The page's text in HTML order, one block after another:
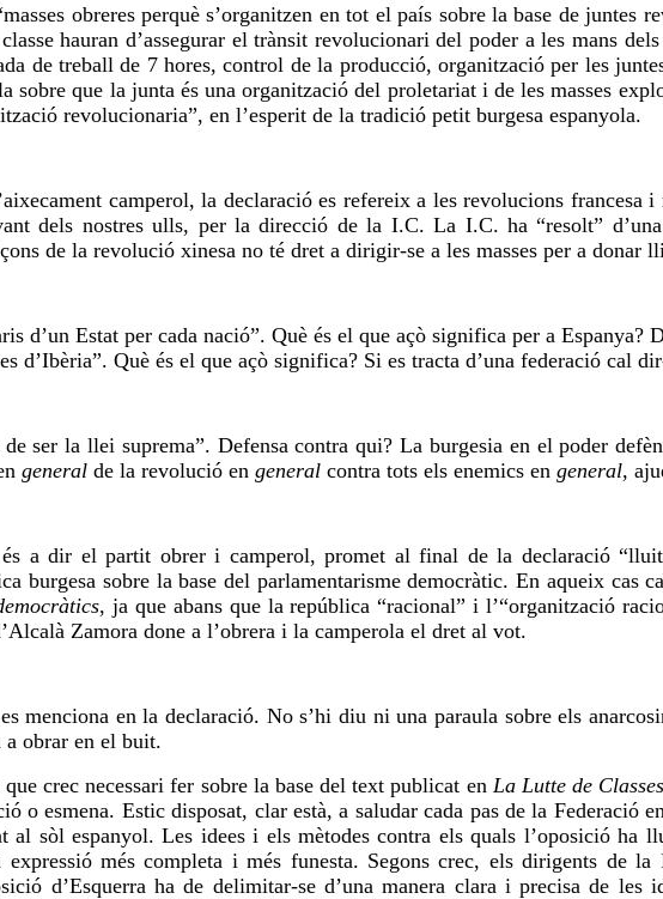
obreres perquè s’organitzen en tot el país sobre la base de juntes
hauran d’assegurar el trànsit revolucionari del poder a les mans
de treball de 7 hores, control de la producció, organització per les
sobre que la junta és una organització del proletariati de lesmasses
revolucionaria”, en l’esperit de la tradició petit burgesa espanyola.
camperol, la declaració es refereix a les revolucions francesa
dels nostres ulls, per ladirecció de la I.C. La I.C. ha “resolt”
de la revolució xinesa no té dret a dirigir-se a les masses per a
d’un Estat per cada nació”. Què és el que açò significa per a Espanya?
d’Ibèria”. Què és el que açò significa? Si es tracta d’una federació cal
ser la llei suprema”. Defensa contra qui? La burgesia en el poder
general de la revolució en general contra tots els enemics en general,
a dir el partit obrer i camperol, promet al final de la declaració
burgesa sobre la base del parlamentarisme democràtic. En aqueix cas
, ja que abans que la república “racional” i l’“organització
Zamora done a l’obrera i la camperola el dret al vot.
menciona en la declaració. No s’hi diu ni una paraula sobre els
a obrar en el buit.
crec necessari fer sobre la base del text publicat en La Luttede Classes
o esmena. Estic disposat, clar està, a saludar cada pas de la Federació
al sòl espanyol. Les idees i els mètodes contra els quals l’oposició
expressió més completa i més funesta. Segonscrec, els dirigents de la
d’Esquerra ha de delimitar-se d’una manera clara i precisa de